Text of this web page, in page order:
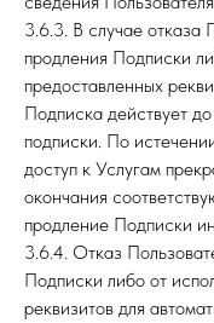
3.6.3. В случае отказа
продления Подписки
предоставленных
Подписка действует
подписки. По
доступ к Услугам
окончания
продление Подписки
3.6.4. Отказ
Подписки либо от
реквизитов для